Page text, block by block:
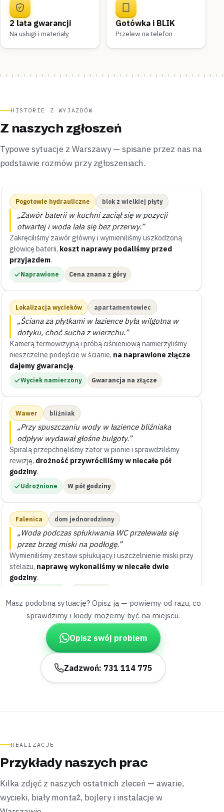
2 lata gwarancji
Na usługi i materiały
Gotówka i BLIK
Przelew na telefon
HISTORIE Z WYJAZDÓW
Z naszych zgłoszeń
Typowe sytuacje z Warszawy — spisane przez nas na
podstawie rozmów przy zgłoszeniach.
Pogotowie hydrauliczne blok z wielkiej płyty
„Zawór baterii w kuchni zaciął się w pozycji
otwartej i woda lała się bez przerwy.”
Zakręciliśmy zawór główny i wymieniliśmy uszkodzoną
głowicę baterii, koszt naprawy podaliśmy przed
przyjazdem.
Naprawione Cena znana z góry
Lokalizacja wycieków apartamentowiec
„Ściana za płytkami w łazience była wilgotna w
dotyku, choć sucha z wierzchu.”
Kamerą termowizyjną i próbą ciśnieniową namierzyliśmy
nieszczelne podejście w ścianie, na naprawione złącze
dajemy gwarancję.
Wyciek namierzony Gwarancja na złącze
Wawer bliźniak
„Przy spuszczaniu wody w łazience bliźniaka
odpływ wydawał głośne bulgoty.”
Spiralą przepchnęliśmy zator w pionie i sprawdziliśmy
rewizję, drożność przywróciliśmy w niecałe pół
godziny.
Udrożnione W pół godziny
Falenica dom jednorodzinny
„Woda podczas spłukiwania WC przelewała się
przez brzeg miski na podłogę.”
Wymieniliśmy zestaw spłukujący i uszczelnienie miski przy
stelażu, naprawę wykonaliśmy w niecałe dwie
godziny.
dom z hydroforem
„Po latach użytkowania brodzik zaczął pękać od
spodu przy samym odpływie.”
Wymieniliśmy brodzik na nowy, wykorzystując istniejące
podejście kanalizacyjne,montaż wykonaliśmy bez
skuwania płytek.
„Woda deszczowa spod rynny zaczęła podmywać
przyłącze wodociągowe przy studni.”
Uszczelniliśmy złącze i poprawiliśmy odprowadzenie
wody opadowej od rury,
naprawę zrobiliśmy jeszcze
tego wieczoru.
Naprawione Wieczorny wyjazd
Masz podobną sytuację? Opisz ją — powiemy od razu, co
sprawdzimy i kiedy możemy być na miejscu.
Opisz swój problem
Zadzwoń: 731 114 775
REALIZACJE
Przykłady naszych prac
Kilka zdjęć z naszych ostatnich zleceń — awarie,
wycieki, biały montaż, bojlery i instalacje w